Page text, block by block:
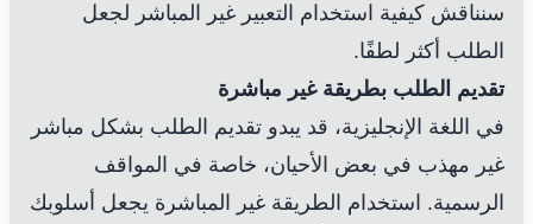
سنناقش كيفية استخدام التعبير غير المباشر لجعل
الطلب أكثر لطفًا.
تقديم الطلب بطريقة غير مباشرة
في اللغة الإنجليزية، قد يبدو تقديم الطلب بشكل مباشر
غير مهذب في بعض الأحيان، خاصة في المواقف
الرسمية. استخدام الطريقة غير المباشرة يجعل أسلوبك